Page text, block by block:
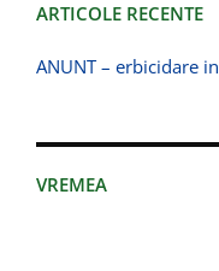
ARTICOLE RECENTE
ANUNT – erbicidare
VREMEA